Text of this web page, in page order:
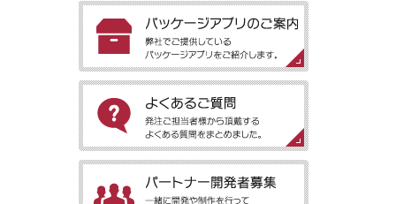
ていただきます。
［パッケージアプリのご案内］弊社でご提供しているパッケージ
アプリをご紹介します。
［よくあるご質問］発注ご担当者様から頂戴するよくある質問を
まとめました。